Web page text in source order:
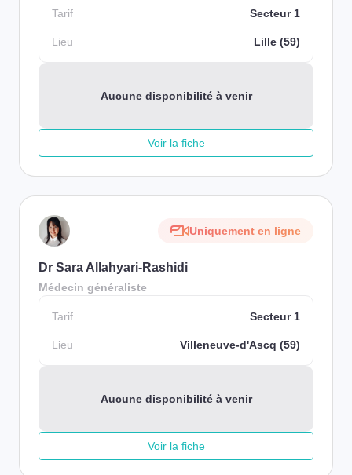
Tarif Secteur 1
Lieu Lille (59)
Aucune disponibilité à venir
Voir la fiche
Uniquement en ligne
Dr Sara Allahyari-Rashidi
Médecin généraliste
Tarif Secteur 1
Lieu Villeneuve-d'Ascq (59)
Aucune disponibilité à venir
Voir la fiche